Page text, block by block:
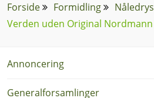
Forside Formidling Nåledrys
Verden uden Original Nordmann
Annoncering
Generalforsamlinger